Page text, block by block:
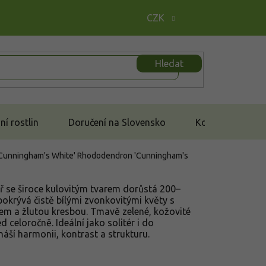
CZK
Hledat
rostlin Doručení na Slovensko Kontakt
White'Rhododendron 'Cunningham's
se široce kulovitým tvarem dorůstá 200–
čistě bílými zvonkovitými květy s
a žlutou kresbou. Tmavě zelené, kožovité
celoročně. Ideální jako solitér i do
harmonii, kontrast a strukturu.